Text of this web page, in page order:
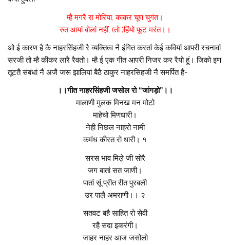
म्है मगरै रा मोरिया, काकर चूण चुगंत।
रुत आयां बोलां नहीं, (तो )हिंयो फूट मरंत।।
ओ ई कारण है कै नाहरसिंहजी रै व्यक्तित्व नै इंगित करतां केई कवियां आपरी रचनावां
सरजी तो म्है कीकर लारै रैवतो। म्है ई एक गीत आपरी निजर कर रैयो हूं। जिको इण
तूटतै संबंधां नै अजै जरू झालियां बैठै ठाकुर नाहरसिहजी नै समर्पित है-
।।गीत नाहरसिंहजी जसोल रो “जांगड़ो”।।
मालाणी मुलक मिनख मन मोटो
माहेचो मिणधारी।
नेही निछल नाहरो नामी
कमंध कीरत रो धारी। १
सरस भाव मिल़े जी सोरै
जग बातां सत जाणी।
पातां सूं प्रीत रीत पुरबली
उर पाल़ै अमराणी।। २
सतवट बहै साहित रो सेवी
रहै सदा इकरंगी।
जाहर नाहर आज जसोलो